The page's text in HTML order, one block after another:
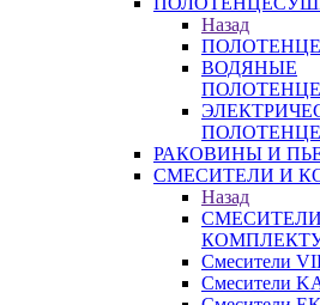
Назад
ВОДЯНЫЕ
РАКОВИНЫ И
СМЕСИТЕЛИ И
Назад
Смесители
Смесители